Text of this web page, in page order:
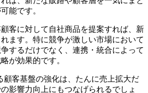
能です。
客に対して自社商品を提案すれば、新
ます。特に競争が激しい市場において
するだけでなく、連携・統合によって
が効果的です。
顧客基盤の強化は、たんに売上拡大だ
影響力向上にもつなげられるでしょ